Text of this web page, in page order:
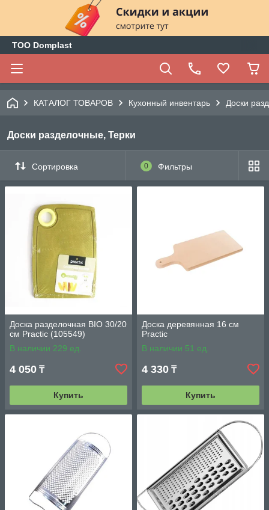
ТОО Domplast
КАТАЛОГ ТОВАРОВ Кухонный инвентарь Доски
Доски разделочные, Терки
Сортировка 0 Фильтры
Доска разделочная BIO 30/20
см Practic (105549)
В наличии 229 ед.
4 050 ₸
Купить
Доска деревянная 16 см
Practic
В наличии 51 ед.
4 330 ₸
Купить